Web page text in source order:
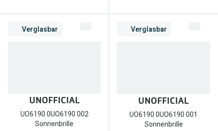
DbyD
Armani Exchange
Alle Marken bei Pearle
Trends
Verglasbar
UNOFFICIAL
UO6190 0UO6190 002
Sonnenbrille
Verglasbar
UNOFFICIAL
UO6190 0UO6190 001
Sonnenbrille